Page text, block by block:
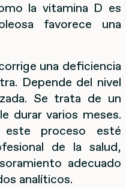
la vitamina D es
favorece una
una deficiencia
Depende del nivel
Se trata de un
durar varios meses.
este proceso esté
de la salud,
adecuado
analíticos.